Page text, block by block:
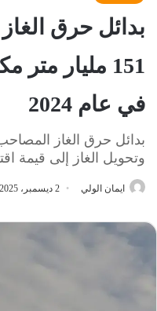
بدائل حرق
151 مليار
في عام 2024
وتحويل الغاز إلى قيمة
ايمان الولي 2 ديسمبر، 2025